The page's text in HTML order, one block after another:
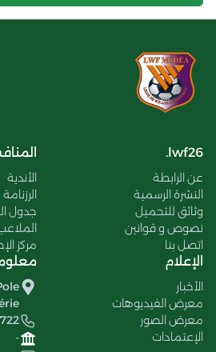
lwf26.
عن الرابطة
النشرة الرسمية
وثائق للتحميل
نصوص و قوانين
اتصل بنا
الأندية
جدول
مركز
الإعلام
الأخبار
معرض الفيديوهات
معرض الصور
الإعتمادات
-